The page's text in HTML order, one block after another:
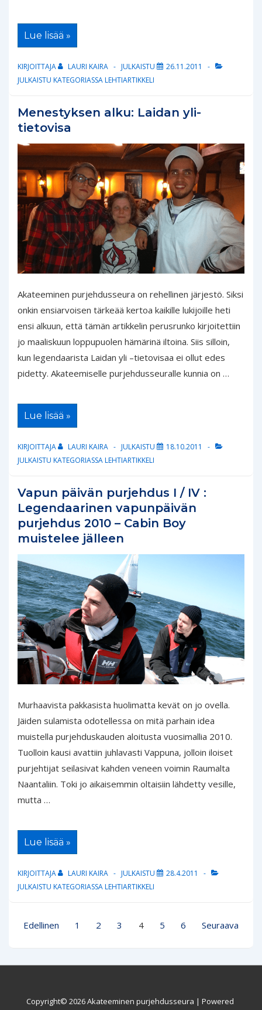
Päätoimittajalta:
Menestys
panee
pyörälle
Lue lisää »
KIRJOITTAJA LAURI KAIRA JULKAISTU
26.11.2011
JULKAISTU KATEGORIASSALEHTIARTIKKELI
Menestyksen alku: Laidan yli-
tietovisa
Akateeminen purjehdusseura on rehellinen järjestö. Siksi
onkin ensiarvoisen tärkeää kertoa kaikille lukijoille heti
ensi alkuun, että tämän artikkelin perusrunko kirjoitettiin
jo maaliskuun loppupuolen hämärinä iltoina. Siis silloin,
kun legendaarista Laidan yli –tietovisaa ei ollut edes
pidetty. Akateemiselle purjehdusseuralle kunnia on …
Menestyksen
alku:
Laidan
tietovisa
Lue lisää »
KIRJOITTAJA LAURI KAIRA JULKAISTU
18.10.2011
JULKAISTU KATEGORIASSALEHTIARTIKKELI
Vapun päivän purjehdus I / IV :
Legendaarinen vapunpäivän
purjehdus 2010 – Cabin Boy
muistelee jälleen
Murhaavista pakkasista huolimatta kevät on jo ovella.
Jäiden sulamista odotellessa on mitä parhain idea
muistella purjehduskauden aloitusta vuosimallia 2010.
Tuolloin kausi avattiin juhlavasti Vappuna, jolloin iloiset
purjehtijat seilasivat kahden veneen voimin Raumalta
Naantaliin. Toki jo aikaisemmin oltaisiin lähdetty vesille,
mutta …
Vapun
päivän
purjehdus
/
IV
purjehdus
2010
muistelee
Lue lisää »
KIRJOITTAJA LAURI KAIRA JULKAISTU
28.4.2011
JULKAISTU KATEGORIASSALEHTIARTIKKELI
Artikkelien
Edellinen 1 2 3 4 5 6 Seuraava
Copyright© 2026Akateeminen purjehdusseura | Powered